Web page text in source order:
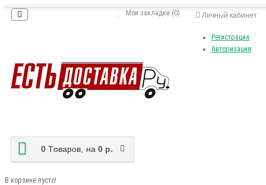
Личный кабинет
Регистрация
Авторизация
Мои закладки (0)
0 Tоваров, на 0 р.
В корзине пусто!